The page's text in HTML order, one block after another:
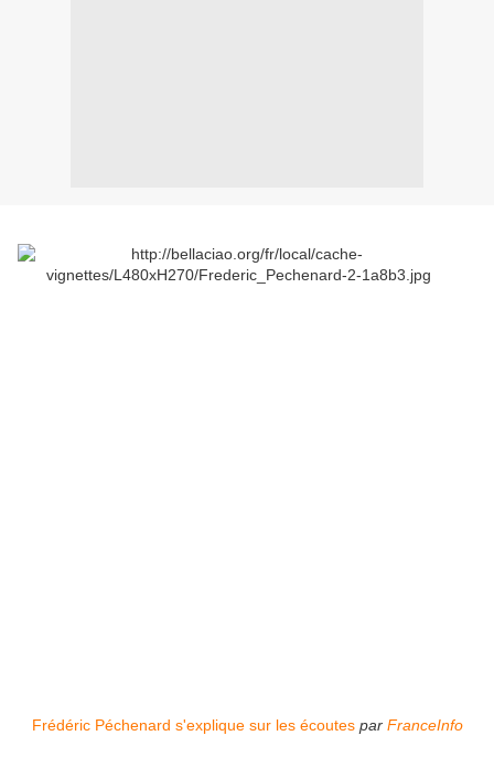
Frédéric Péchenard s'explique sur les écoutes par FranceInfo